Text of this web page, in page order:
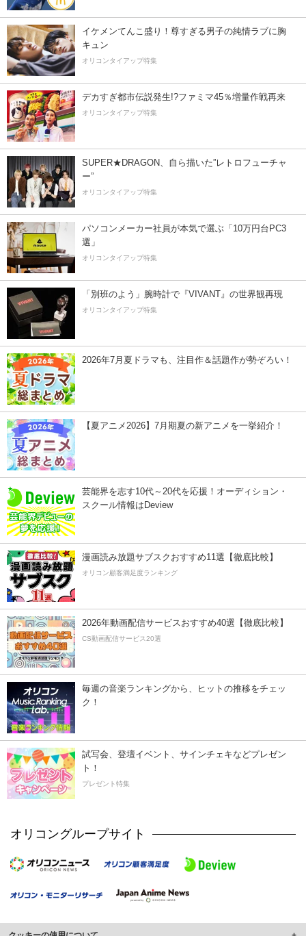
イケメンてんこ盛り！尊すぎる男子の純情ラブに胸
キュン
オリコンタイアップ特集
デカすぎ都市伝説発生!?ファミマ45％増量作戦再来
オリコンタイアップ特集
SUPER★DRAGON、自ら描いた”レトロフューチャ
ー”
オリコンタイアップ特集
パソコンメーカー社員が本気で選ぶ「10万円台PC3
選」
オリコンタイアップ特集
「別班のよう」腕時計で『VIVANT』の世界観再現
オリコンタイアップ特集
2026年7月夏ドラマも、注目作＆話題作が勢ぞろい！
【夏アニメ2026】7月期夏の新アニメを一挙紹介！
芸能界を志す10代～20代を応援！オーディション・
スクール情報はDeview
漫画読み放題サブスクおすすめ11選【徹底比較】
オリコン顧客満足度ランキング
2026年動画配信サービスおすすめ40選【徹底比較】
CS動画配信サービス20選
毎週の音楽ランキングから、ヒットの推移をチェッ
ク！
試写会、登壇イベント、サインチェキなどプレゼン
ト！
プレゼント特集
オリコングループサイト